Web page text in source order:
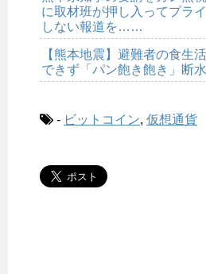
に取材班が押し入ってプラ
しない報道を……
【熊本地震】避難者の食生
できず「パン飽き飽き」断
- ビットコイン, 仮想通貨